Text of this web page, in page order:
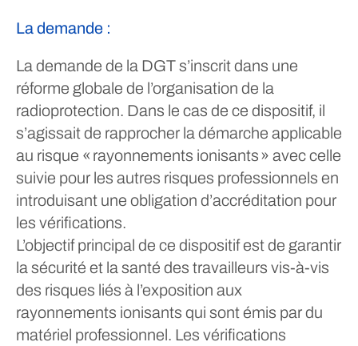
La demande :
La demande de la DGT s’inscrit dans une
réforme globale de l’organisation de la
radioprotection. Dans le cas de ce dispositif, il
s’agissait de rapprocher la démarche applicable
au risque « rayonnements ionisants » avec celle
suivie pour les autres risques professionnels en
introduisant une obligation d’accréditation pour
les vérifications.
L’objectif principal de ce dispositif est de garantir
la sécurité et la santé des travailleurs vis-à-vis
des risques liés à l’exposition aux
rayonnements ionisants qui sont émis par du
matériel professionnel. Les vérifications